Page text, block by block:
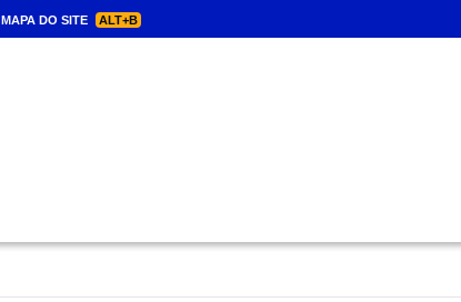
MAPA DO SITE ALT+B